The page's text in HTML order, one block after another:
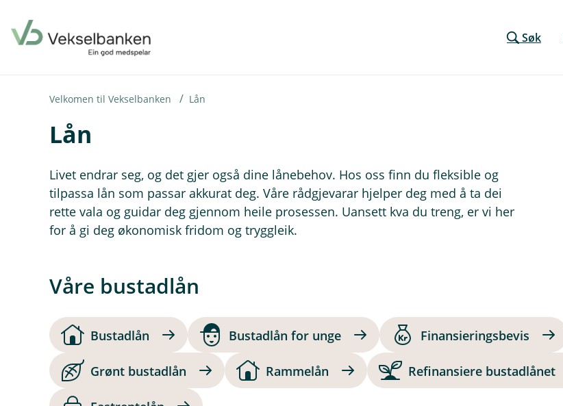
Søk
Velkomen til Vekselbanken Lån
Lån
Livet endrar seg, og det gjer også dine lånebehov. Hos oss finn du fleksible og
tilpassa lån som passar akkurat deg. Våre rådgjevarar hjelper deg med å ta dei
rette vala og guidar deg gjennom heile prosessen. Uansett kva du treng, er vi her
for å gi deg økonomisk fridom og tryggleik.
Våre bustadlån
Bustadlån Bustadlån for unge Finansieringsbevis
Grønt bustadlån Rammelån Refinansiere bustadlånet